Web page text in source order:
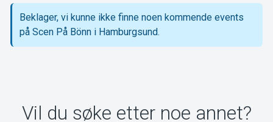
Om Tickster
Beklager, vi kunne ikke finne noen kommende events
på Scen På Bönn i Hamburgsund.
Vil du søke etter noe annet?